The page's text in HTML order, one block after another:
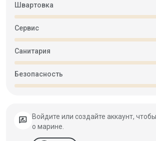
Швартовка
Сервис
Санитария
Безопасность
rate_review
Войдите или создайте аккаунт,
о марине.